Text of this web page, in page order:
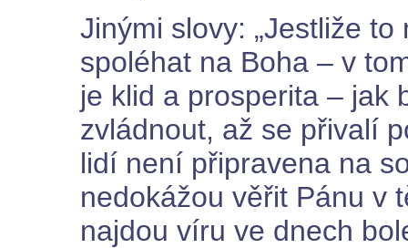
Jinými slovy: „Jestliže
spoléhat na Boha – v
je klid a prosperita – jak
zvládnout, až se přivalí
lidí není připravena na
nedokážou věřit Pánu v
najdou víru ve dnech